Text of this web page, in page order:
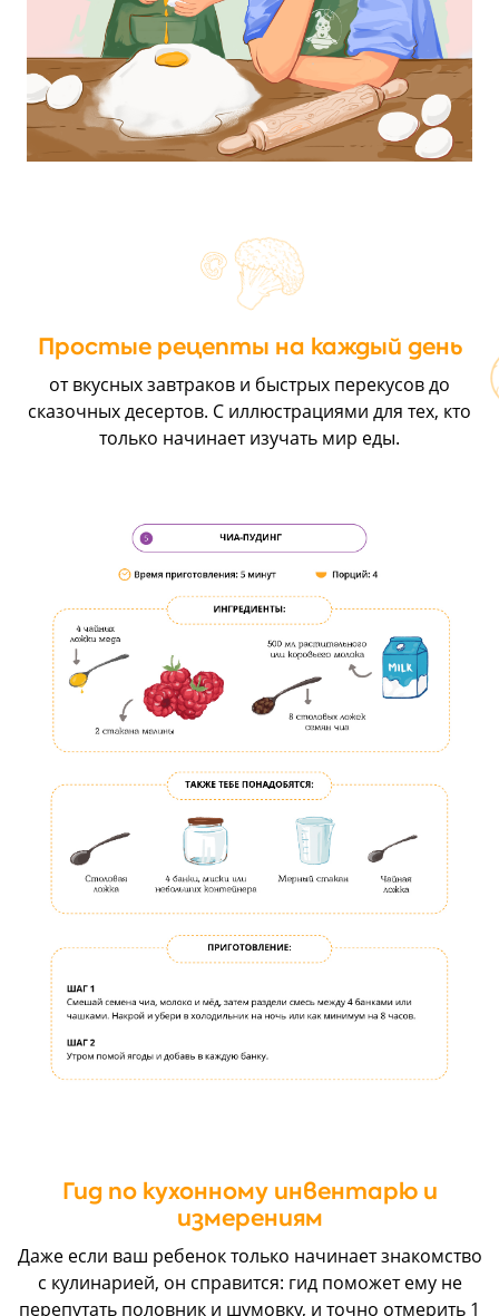
Простые рецепты на каждый день
от вкусных завтраков и быстрых перекусов до
сказочных десертов. С иллюстрациями для тех, кто
только начинает изучать мир еды.
Гид по кухонному инвентарю и
измерениям
Даже если ваш ребенок только начинает знакомство
с кулинарией, он справится: гид поможет ему не
перепутать половник и шумовку, и точно отмерить 1